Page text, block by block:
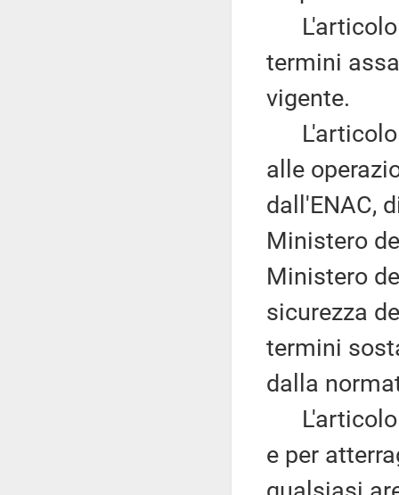
L'articolo
termini
vigente.
L'articolo
alle
dall'ENAC,
Ministero
Ministero
sicurezza
termini
dalla
L'articolo
e per